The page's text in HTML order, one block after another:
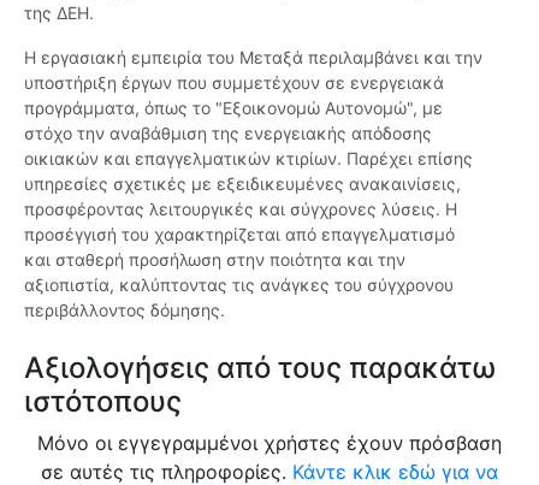
της ΔΕΗ.
Η εργασιακή εμπειρία του Μεταξά περιλαμβάνει και την
υποστήριξη έργων που συμμετέχουν σε ενεργειακά
προγράμματα, όπως το "Εξοικονομώ Αυτονομώ", με
στόχο την αναβάθμιση της ενεργειακής απόδοσης
οικιακών και επαγγελματικών κτιρίων. Παρέχει επίσης
υπηρεσίες σχετικές με εξειδικευμένες ανακαινίσεις,
προσφέροντας λειτουργικές και σύγχρονες λύσεις. Η
προσέγγισή του χαρακτηρίζεται από επαγγελματισμό
και σταθερή προσήλωση στην ποιότητα και την
αξιοπιστία, καλύπτοντας τις ανάγκες του σύγχρονου
περιβάλλοντος δόμησης.
Αξιολογήσεις από τους παρακάτω
ιστότοπους
Μόνο οι εγγεγραμμένοι χρήστες έχουν πρόσβαση
σε αυτές τις πληροφορίες. Κάντε κλικ εδώ για να